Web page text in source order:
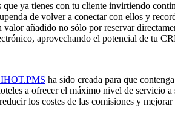
ya tienes con tu cliente invirtiendo
de volver a conectar con ellos y
añadido no sólo por reservar
aprovechando el potencial de tu
ha sido creada para que
a ofrecer el máximo nivel de servicio
los costes de las comisiones y